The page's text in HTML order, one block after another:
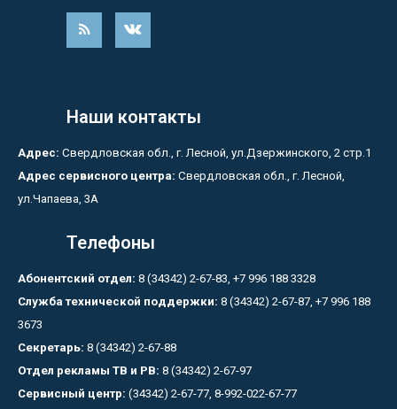
Наши контакты
Адрес: Свердловская обл., г. Лесной, ул.Дзержинского, 2 стр.1
Адрес сервисного центра: Свердловская обл., г. Лесной,
ул.Чапаева, 3А
Телефоны
Абонентский отдел: 8 (34342) 2-67-83, +7 996 188 3328
Служба технической поддержки: 8 (34342) 2-67-87, +7 996 188
3673
Секретарь: 8 (34342) 2-67-88
Отдел рекламы ТВ и РВ: 8 (34342) 2-67-97
Сервисный центр: (34342) 2-67-77, 8-992-022-67-77